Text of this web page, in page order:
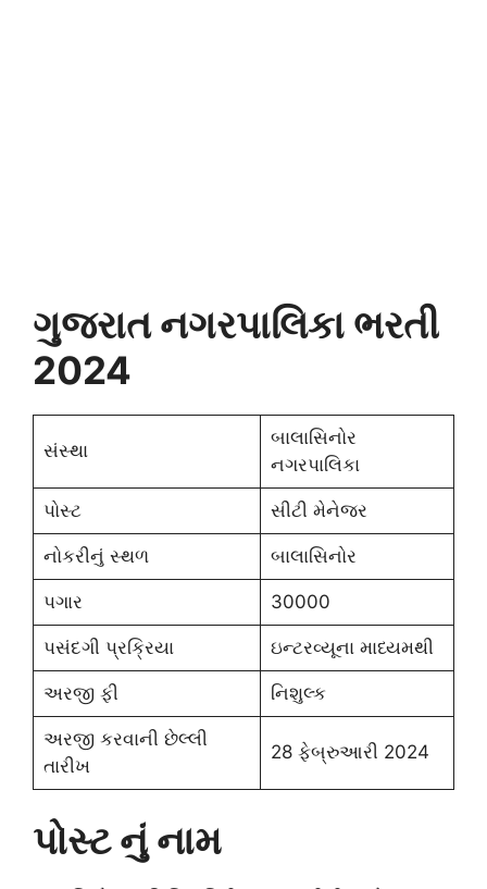
ગુજરાત નગરપાલિકા ભરતી
2024
સંસ્થા
બાલાસિનોર
નગરપાલિકા
પોસ્ટ સીટી મેનેજર
નોકરીનું સ્થળ બાલાસિનોર
પગાર 30000
પસંદગી પ્રક્રિયા ઇન્ટરવ્યૂના માધ્યમથી
અરજી ફી નિશુલ્ક
અરજી કરવાની છેલ્લી
તારીખ
28 ફેબ્રુઆરી 2024
પોસ્ટ નું નામ